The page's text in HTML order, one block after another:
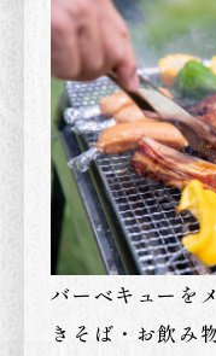
バーベキューを
きそば・お飲み